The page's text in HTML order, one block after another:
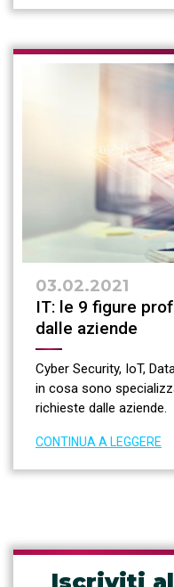
03.02.2021
IT: le 9 figure
dalle aziende
Cyber Security, IoT,
in cosa sono
richieste dalle aziende.
CONTINUA A LEGGERE
Iscriviti